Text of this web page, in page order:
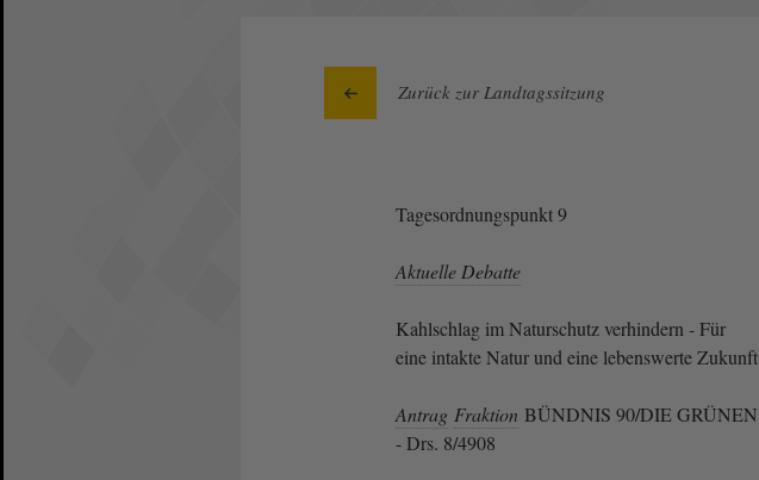
Zurück zur Landtagssitzung
Tagesordnungspunkt 9
Aktuelle Debatte
Kahlschlag im Naturschutz verhindern - Für
eine intakte Natur und eine lebenswerte Zukunft
Antrag Fraktion BÜNDNIS 90/DIE GRÜNEN
- Drs. 8/4908